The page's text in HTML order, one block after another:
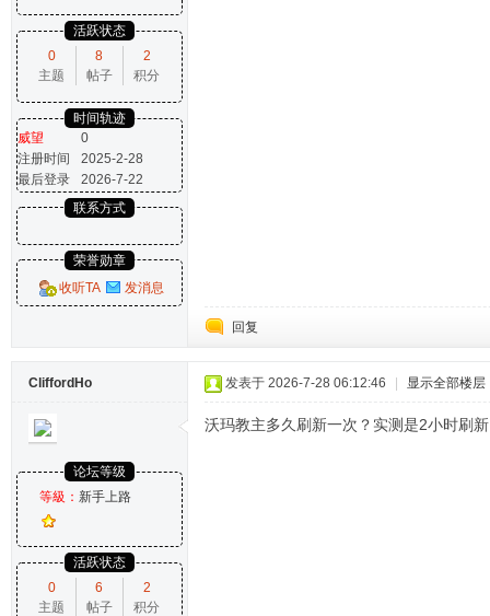
活跃状态
0
主题
8
帖子
2
积分
时间轨迹
威望
0
注册时间
2025-2-28
最后登录
2026-7-22
联系方式
荣誉勋章
收听TA
发消息
回复
CliffordHo
论坛等级
等級： 新手上路
活跃状态
0
主题
6
帖子
2
积分
发表于 2026-7-28 06:12:46 显示全部楼层
沃玛教主多久刷新一次？实测是2小时刷